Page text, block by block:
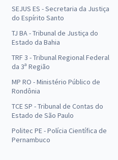
SEJUS ES - Secretaria da Justiça
do Espírito Santo
TJ BA - Tribunal de Justiça do
Estado da Bahia
TRF 3 - Tribunal Regional Federal
da 3ª Região
MP RO - Ministério Público de
Rondônia
TCE SP - Tribunal de Contas do
Estado de São Paulo
Politec PE - Polícia Científica de
Pernambuco